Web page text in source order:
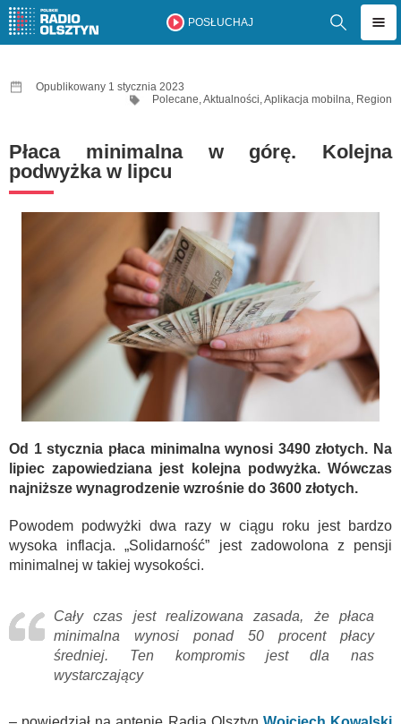
POSŁUCHAJ
Opublikowany 1 stycznia 2023
Polecane,Aktualności,Aplikacja mobilna, Region
Płaca minimalna w górę. Kolejna
podwyżka w lipcu
Od 1 stycznia płaca minimalna wynosi 3490 złotych. Na
lipiec zapowiedziana jest kolejna podwyżka. Wówczas
najniższe wynagrodzenie wzrośnie do 3600 złotych.
Powodem podwyżki dwa razy w ciągu roku jest bardzo
wysoka inflacja. „Solidarność” jest zadowolona z pensji
minimalnej w takiej wysokości.
Cały czas jest realizowana zasada, że płaca
minimalna wynosi ponad 50 procent płacy
średniej. Ten kompromis jest dla nas
wystarczający